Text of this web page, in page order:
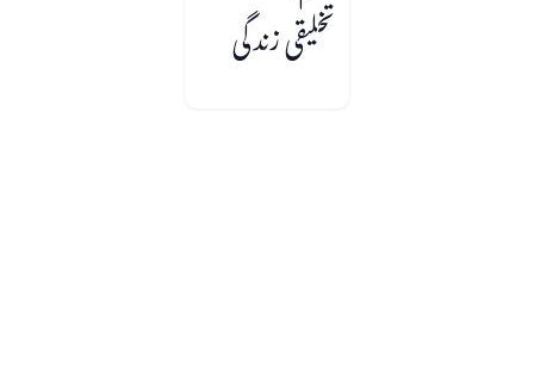
تخلیقی زندگی